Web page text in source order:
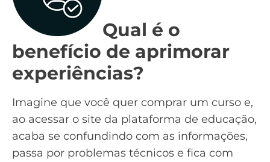
Qual é o
benefício de aprimorar
experiências?
Imagine que você quer comprar um curso e,
ao acessar o site da plataforma de educação,
acaba se confundindo com as informações,
passa por problemas técnicos e fica com